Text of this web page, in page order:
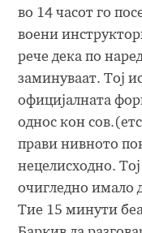
во 14 часот го
воени
рече дека по
заминуваат. Тој
официјалната
однос кон
прави нивното
нецелисходно.
очигледно имало
Тие 15 минути